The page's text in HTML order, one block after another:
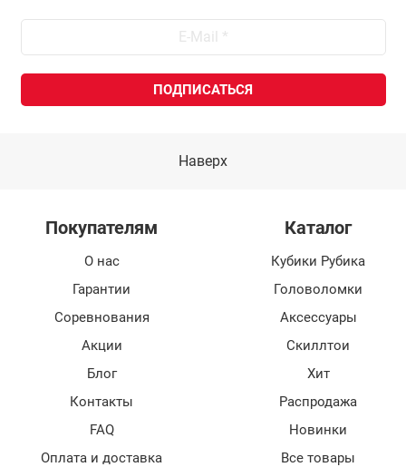
Наверх
Покупателям
О нас
Гарантии
Соревнования
Акции
Блог
Контакты
FAQ
Оплата и доставка
Каталог
Кубики Рубика
Головоломки
Аксессуары
Скиллтои
Хит
Распродажа
Новинки
Все товары